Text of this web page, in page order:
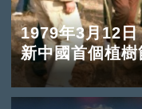
1979年3月12日
新中國首個植樹